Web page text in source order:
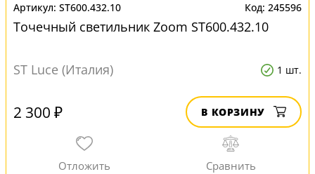
ST600.432.10 245596
Точечный светильник Zoom ST600.432.10
ST Luce (Италия) 1 шт.
2 300 ₽ В КОРЗИНУ